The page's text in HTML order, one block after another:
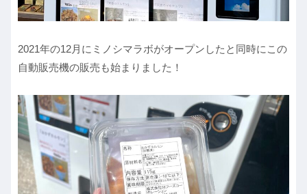
2021年の12月にミノシマラボがオープンしたと同時にこの
自動販売機の販売も始まりました！